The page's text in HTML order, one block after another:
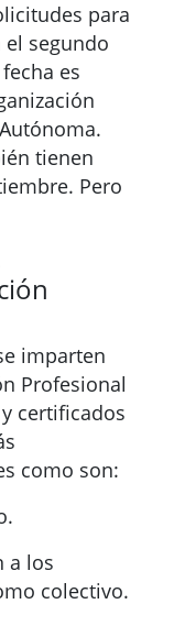
para
el segundo
es
tienen
Pero
imparten
Profesional
certificados
como son:
a los
colectivo.